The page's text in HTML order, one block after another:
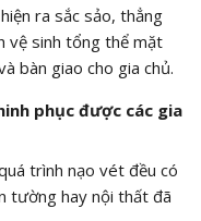
ra sắc sảo, thẳng
vệ sinh tổng thể mặt
bàn giao cho gia chủ.
phục được các gia
trình nạo vét đều có
tường hay nội thất đã